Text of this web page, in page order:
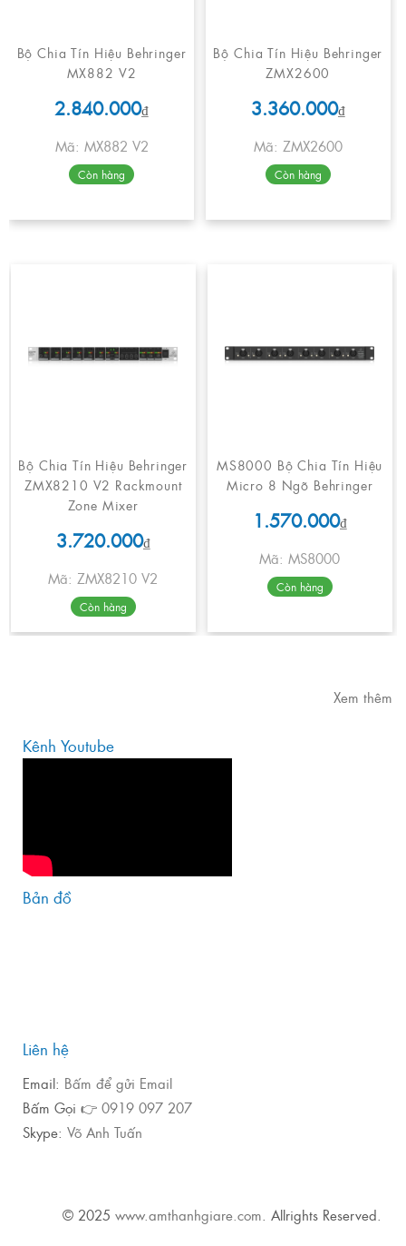
Bộ Chia Tín Hiệu Behringer
MX882 V2
2.840.000₫
Mã: MX882 V2
Còn hàng
Bộ Chia Tín Hiệu Behringer
ZMX2600
3.360.000₫
Mã: ZMX2600
Còn hàng
Bộ Chia Tín Hiệu Behringer
ZMX8210 V2 Rackmount
Zone Mixer
3.720.000₫
Mã: ZMX8210 V2
Còn hàng
MS8000 Bộ Chia Tín Hiệu
Micro 8 Ngõ Behringer
1.570.000₫
Mã: MS8000
Còn hàng
Xem thêm
Kênh Youtube
Bản đồ
Liên hệ
Email: Bấm để gửi Email
Bấm Gọi 👉 0919 097 207
Skype: Võ Anh Tuấn
© 2025 www.amthanhgiare.com. Allrights Reserved.